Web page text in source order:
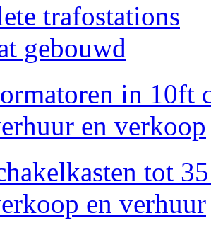
trafostations
gebouwd
in 10ft
en verkoop
tot
en verhuur